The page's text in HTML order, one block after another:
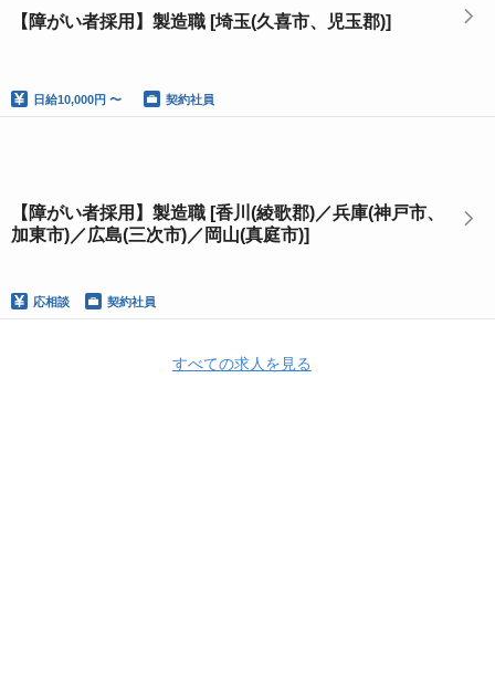
【障がい者採用】製造職 [埼玉(久喜市、児玉郡)]
日給10,000円 〜 契約社員
【障がい者採用】製造職 [香川(綾歌郡)／兵庫(神戸市、
加東市)／広島(三次市)／岡山(真庭市)]
応相談 契約社員
すべての求人を見る